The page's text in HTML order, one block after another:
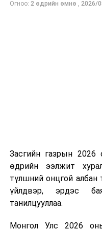
Уулзалтад Монголын
жуулчлалын
компани болон
компанийн төлөөлөл
нийлүүлэлтийг
Огноо: 2 өдрийн өмнө , 2026/
Засгийн газрын
өдрийн ээлжит
түлшний онцгой албан
үйлдвэр, эрдэс
танилцууллаа.
Монгол Улс 2026